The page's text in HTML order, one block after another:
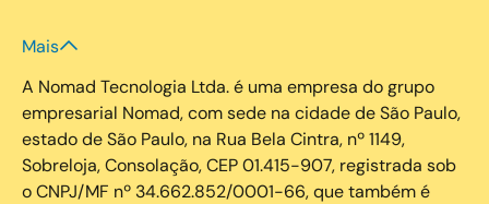
Mais
A Nomad Tecnologia Ltda. é uma empresa do grupo
empresarial Nomad, com sede na cidade de São Paulo,
estado de São Paulo, na Rua Bela Cintra, nº 1149,
Sobreloja, Consolação, CEP 01.415-907, registrada sob
o CNPJ/MF nº 34.662.852/0001-66, que também é